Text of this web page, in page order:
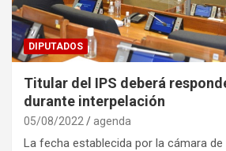
DIPUTADOS
Titular del IPS deberá
durante interpelación
05/08/2022 agenda
La fecha establecida por la cámara de